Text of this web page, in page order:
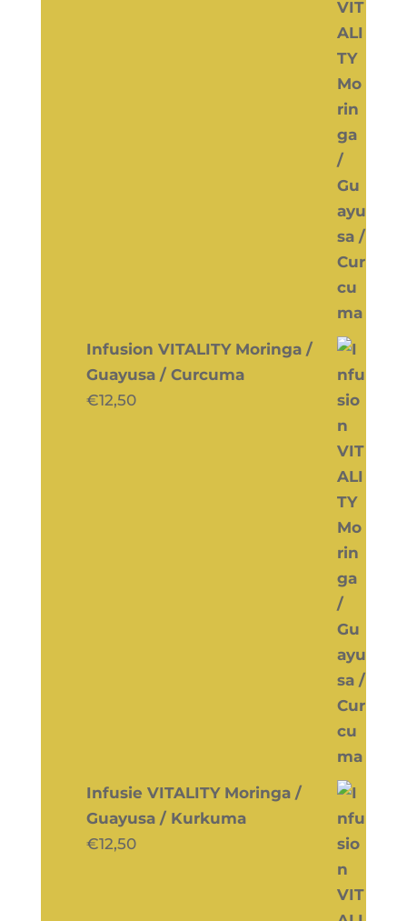
Infusion VITALITY Moringa /
Guayusa / Curcuma
€12,50
Infusie VITALITY Moringa /
Guayusa / Kurkuma
€12,50